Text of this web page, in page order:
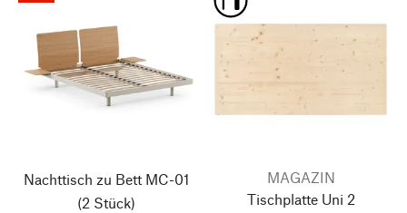
Nachttisch zu Bett MC-01
(2 Stück)
MAGAZIN
Tischplatte Uni 2